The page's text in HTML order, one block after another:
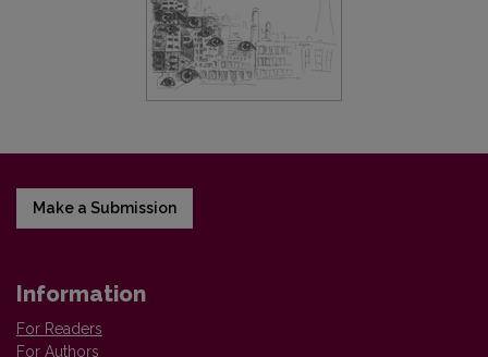
Make a Submission
Information
For Readers
For Authors